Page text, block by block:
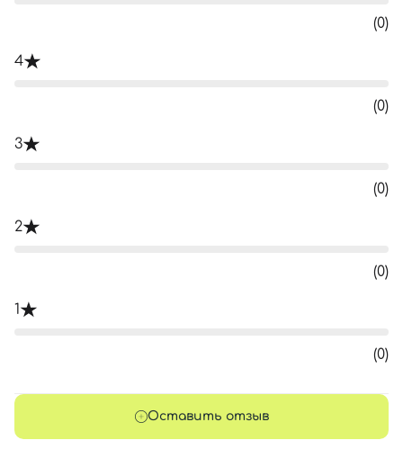
(0)
4
(0)
3
(0)
2
(0)
1
(0)
Оставить отзыв